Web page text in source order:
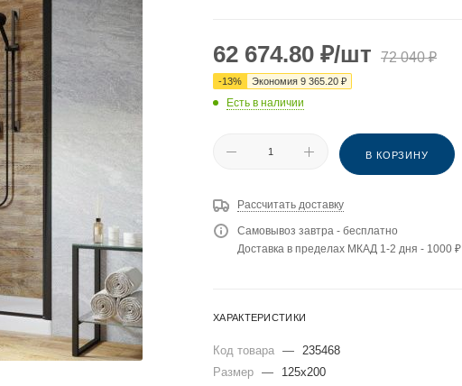
62 674.80 ₽/шт 72 040₽
-13% Экономия 9 365.20 ₽
Есть в наличии
В КОРЗИНУ
Рассчитать доставку
Самовывоз завтра - бесплатно
Доставка в пределах МКАД 1-2 дня - 1000 ₽
ХАРАКТЕРИСТИКИ
Код товара — 235468
Размер —
125x200